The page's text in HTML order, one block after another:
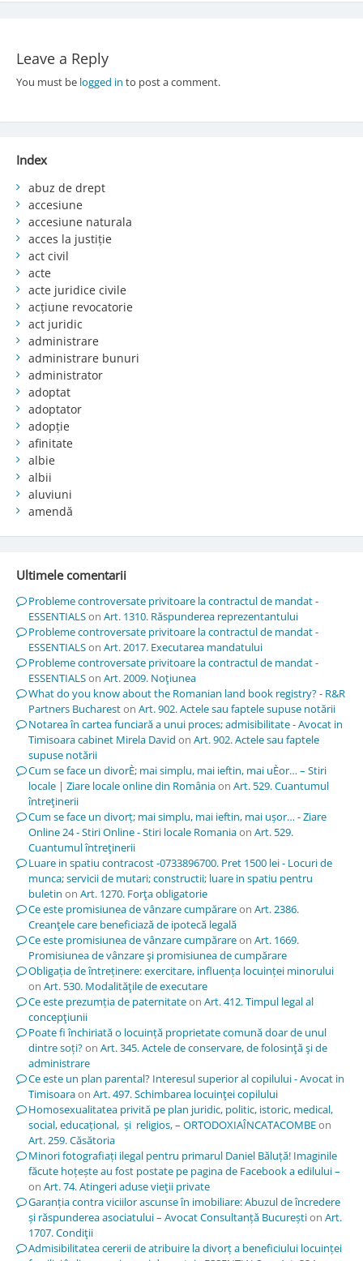
navigation
Leave a Reply
You must be logged in to post a comment.
Index
abuz de drept
accesiune
accesiune naturala
acces la justiție
act civil
acte
acte juridice civile
acțiune revocatorie
act juridic
administrare
administrare bunuri
administrator
adoptat
adoptator
adopție
afinitate
albie
albii
aluviuni
amendă
Ultimele comentarii
Probleme controversate privitoare la contractul de mandat -
ESSENTIALSon Art. 1310. Răspunderea reprezentantului
Probleme controversate privitoare la contractul de mandat -
ESSENTIALSon Art. 2017. Executarea mandatului
Probleme controversate privitoare la contractul de mandat -
ESSENTIALSon Art. 2009. Noţiunea
What do you know about the Romanian land book registry? - R&R
Partners Buchareston Art. 902. Actele sau faptele supuse notării
Notarea în cartea funciară a unui proces; admisibilitate - Avocat in
Timisoara cabinet Mirela David on Art. 902. Actele sau faptele
supuse notării
Cum se face un divorÈ; mai simplu, mai ieftin, mai uÈor… – Stiri
locale | Ziare locale online din Româniaon Art. 529. Cuantumul
întreţinerii
Cum se face un divorț; mai simplu, mai ieftin, mai ușor… - Ziare
Online 24 - Stiri Online - Stiri locale Romaniaon Art. 529.
Cuantumul întreţinerii
Luare in spatiu contracost -0733896700. Pret 1500 lei - Locuri de
munca; servicii de mutari; constructii; luare in spatiu pentru
buletin on Art. 1270. Forţa obligatorie
Ce este promisiunea de vânzare cumpărareon Art. 2386.
Creanţele care beneficiază de ipotecă legală
Ce este promisiunea de vânzare cumpărareon Art. 1669.
Promisiunea de vânzare şi promisiunea de cumpărare
Obligația de întreținere: exercitare, influența locuinței minorului
on Art. 530. Modalităţile de executare
Ce este prezumția de paternitateon Art. 412. Timpul legal al
concepţiunii
Poate fi închiriată o locuință proprietate comună doar de unul
dintre soți?on Art. 345. Actele de conservare, de folosinţă şi de
administrare
Ce este un plan parental? Interesul superior al copilului - Avocat in
Timisoaraon Art. 497. Schimbarea locuinţei copilului
Homosexualitatea privită pe plan juridic, politic, istoric, medical,
social, educațional, și religios, – ORTODOXIAÎNCATACOMBEon
Art. 259. Căsătoria
Minori fotografiați ilegal pentru primarul Daniel Băluță! Imaginile
făcute hoțește au fost postate pe pagina de Facebook a edilului –
on Art. 74. Atingeri aduse vieţii private
Garanția contra viciilor ascunse în imobiliare: Abuzul de încredere
și răspunderea asociatului – Avocat Consultanță Bucureștion Art.
1707. Condiţii
Admisibilitatea cererii de atribuire la divorț a beneficiului locuinței